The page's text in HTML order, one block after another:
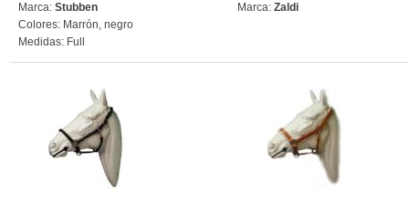
Marca: Stubben
Colores: Marrón, negro
Medidas: Full
Marca: Zaldi